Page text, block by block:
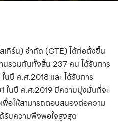
เทิร์น) จำกัด (GTE) ได้ก่อตั้งขึ้น
นรวมกันทั้งสิ้น 237 คน ได้รับการ
นปี ค.ศ.2018 และ ได้รับการ
ในปี ค.ศ.2019 มีความมุ่งมั่นที่จะ
อให้สามารถตอบสนองต่อความ
รับความพึงพอใจสูงสุด